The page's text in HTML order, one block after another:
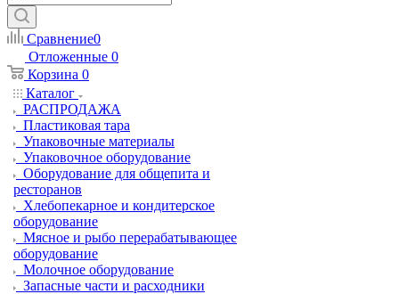
Сравнение0
Отложенные 0
Корзина 0
Каталог
РАСПРОДАЖА
Пластиковая тара
Упаковочные материалы
Упаковочное оборудование
Оборудование для общепита и
ресторанов
Хлебопекарное и кондитерское
оборудование
Мясное и рыбо перерабатывающее
оборудование
Молочное оборудование
Запасные части и расходники